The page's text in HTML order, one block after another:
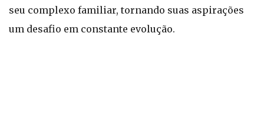
seu complexo familiar, tornando suas aspirações
um desafio em constante evolução.